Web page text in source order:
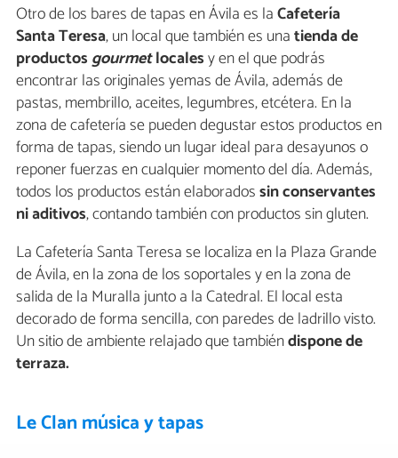
Otro de los bares de tapas en Ávila es laCafetería
Santa Teresa, un local que también es unatienda de
productosgourmetlocalesy en el que podrás
encontrar las originales yemas de Ávila, además de
pastas, membrillo, aceites, legumbres, etcétera. En la
zona de cafetería se pueden degustar estos productos en
forma de tapas, siendo un lugar ideal para desayunos o
reponer fuerzas en cualquier momento del día. Además,
todos los productos están elaboradossin conservantes
ni aditivos, contando también con productos sin gluten.
La Cafetería Santa Teresa se localiza en la Plaza Grande
de Ávila, en la zona de los soportales y en la zona de
salida de la Muralla junto a la Catedral. El local esta
decorado de forma sencilla, con paredes de ladrillo visto.
Un sitio de ambiente relajado que tambiéndispone de
terraza.
Le Clan música y tapas